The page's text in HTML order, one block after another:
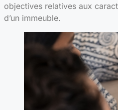
objectives relatives aux
d’un immeuble.